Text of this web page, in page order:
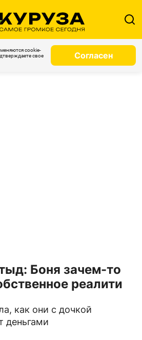
cookie-
свое
Согласен
Боня зачем-то
реалити
как они с дочкой
деньгами